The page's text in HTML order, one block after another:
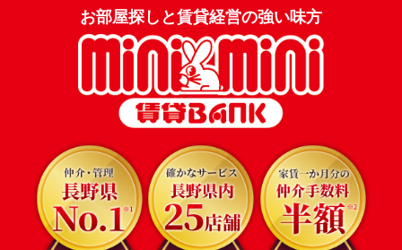
お部屋探しと賃貸経営の強い味方